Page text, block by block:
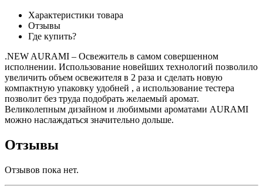
Характеристики товара
Отзывы
Где купить?
.NEW AURAMI – Освежитель в самом совершенном
исполнении. Использование новейших технологий позволило
увеличить объем освежителя в 2 раза и сделать новую
компактную упаковку удобней , а использование тестера
позволит без труда подобрать желаемый аромат.
Великолепным дизайном и любимыми ароматами AURAMI
можно наслаждаться значительно дольше.
Отзывы
Отзывов пока нет.